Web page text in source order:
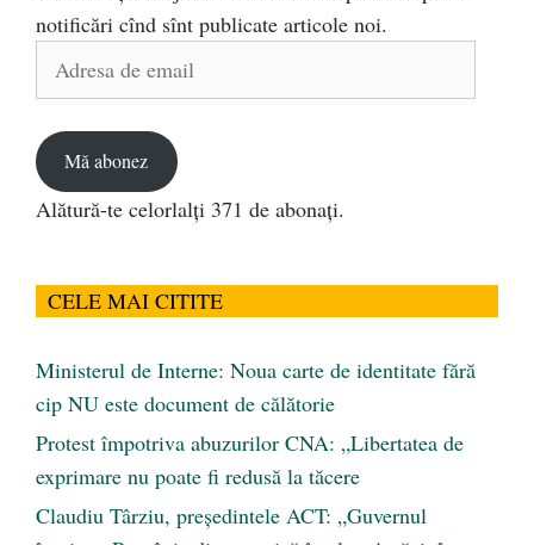
notificări cînd sînt publicate articole noi.
Mă abonez
Alătură-te celorlalți 371 de abonați.
CELE MAI CITITE
Ministerul de Interne: Noua carte de identitate fără
cip NU este document de călătorie
Protest împotriva abuzurilor CNA: „Libertatea de
exprimare nu poate fi redusă la tăcere
Claudiu Târziu, președintele ACT: „Guvernul